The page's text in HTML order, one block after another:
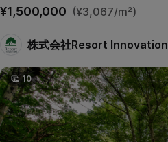
¥1,500,000 (¥3,067/m²)
株式会社Resort Innovation
10